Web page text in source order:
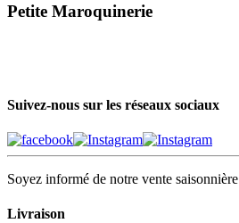
Petite Maroquinerie
Suivez-nous sur les réseaux sociaux
Soyez informé de notre vente saisonnière
Livraison